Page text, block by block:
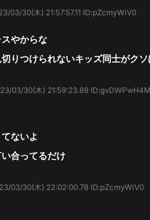
03/30(木) 21:57:57.11 ID:pZcmyWiV0
やからな
りつけられないキッズ同士がクソ
03/30(木) 21:59:23.89 ID:gvDWPwH4M
ないよ
合ってるだけ
03/30(木) 22:02:00.78 ID:pZcmyWiV0